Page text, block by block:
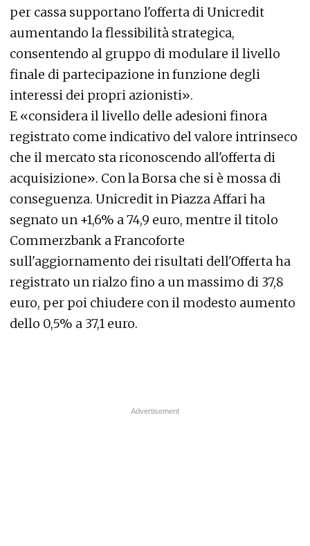
per cassa supportano l'offerta di Unicredit
aumentando la flessibilità strategica,
consentendo al gruppo di modulare il livello
finale di partecipazione in funzione degli
interessi dei propri azionisti».
E «considera il livello delle adesioni finora
registrato come indicativo del valore intrinseco
che il mercato sta riconoscendo all'offerta di
acquisizione». Con la Borsa che si è mossa di
conseguenza. Unicredit in Piazza Affari ha
segnato un +1,6% a 74,9 euro, mentre il titolo
Commerzbank a Francoforte
sull'aggiornamento dei risultati dell'Offerta ha
registrato un rialzo fino a un massimo di 37,8
euro, per poi chiudere con il modesto aumento
dello 0,5% a 37,1 euro.